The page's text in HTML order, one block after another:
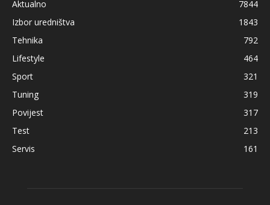
Aktualno
7844
Izbor uredništva
1843
Tehnika
792
Lifestyle
464
Sport
321
Tuning
319
Povijest
317
Test
213
Servis
161